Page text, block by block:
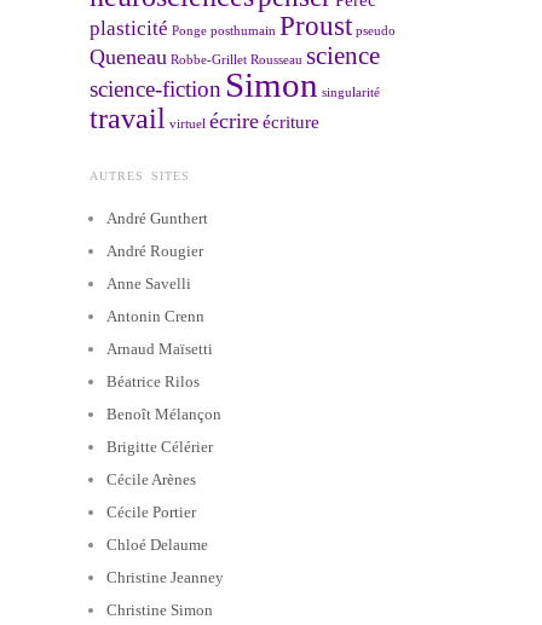
plasticité Ponge posthumain Proust pseudo
Queneau Robbe-Grillet Rousseau science
science-fiction Simon singularité
travail virtuel écrireécriture
AUTRES SITES
André Gunthert
André Rougier
Anne Savelli
Antonin Crenn
Arnaud Maïsetti
Béatrice Rilos
Benoît Mélançon
Brigitte Célérier
Cécile Arènes
Cécile Portier
Chloé Delaume
Christine Jeanney
Christine Simon